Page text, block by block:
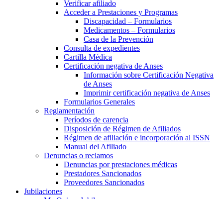
Verificar afiliado
Acceder a Prestaciones y Programas
Discapacidad – Formularios
Medicamentos – Formularios
Casa de la Prevención
Consulta de expedientes
Cartilla Médica
Certificación negativa de Anses
Información sobre Certificación Negativa
de Anses
Imprimir certificación negativa de Anses
Formularios Generales
Reglamentación
Períodos de carencia
Disposición de Régimen de Afiliados
Régimen de afiliación e incorporación al ISSN
Manual del Afiliado
Denuncias o reclamos
Denuncias por prestaciones médicas
Prestadores Sancionados
Proveedores Sancionados
Jubilaciones